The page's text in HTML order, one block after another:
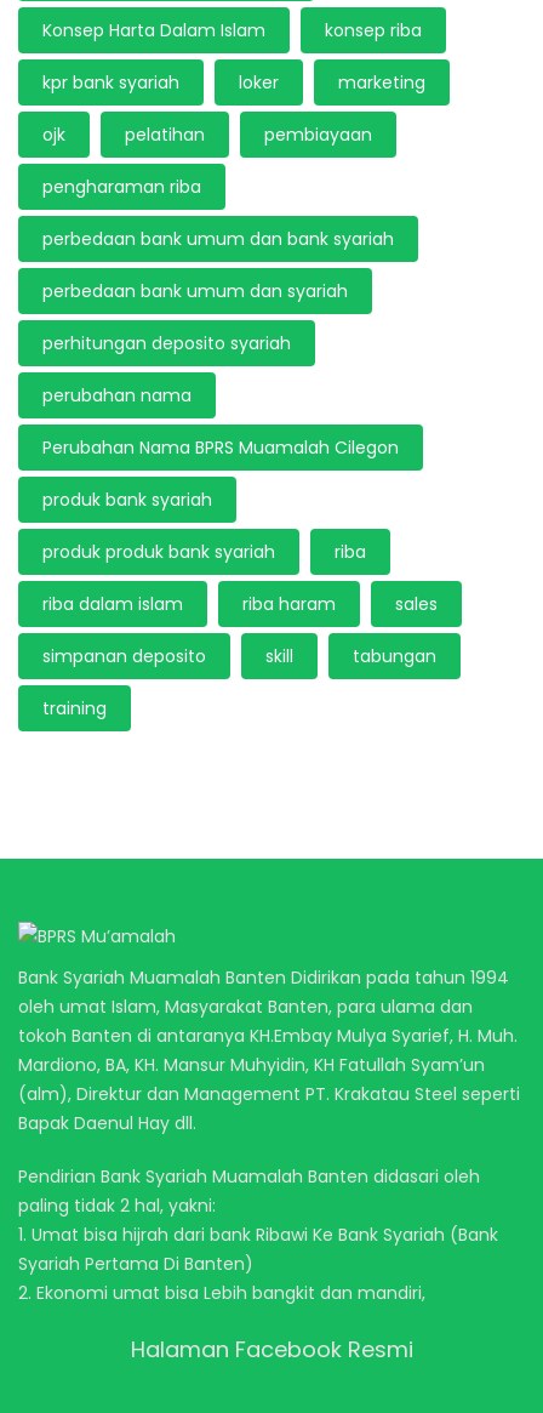
Konsep Harta Dalam Islam konsep riba
kpr bank syariah loker marketing
ojk pelatihan pembiayaan
pengharaman riba
perbedaan bank umum dan bank syariah
perbedaan bank umum dan syariah
perhitungan deposito syariah
perubahan nama
Perubahan Nama BPRS Muamalah Cilegon
produk bank syariah
produk produk bank syariah riba
riba dalam islam riba haram sales
simpanan deposito skill tabungan
training
Bank Syariah Muamalah Banten Didirikan pada tahun 1994
oleh umat Islam, Masyarakat Banten, para ulama dan
tokoh Banten di antaranya KH.Embay Mulya Syarief, H. Muh.
Mardiono, BA, KH. Mansur Muhyidin, KH Fatullah Syam’un
(alm), Direktur dan Management PT. Krakatau Steel seperti
Bapak Daenul Hay dll.
Pendirian Bank Syariah Muamalah Banten didasari oleh
paling tidak 2 hal, yakni:
1. Umat bisa hijrah dari bank Ribawi Ke Bank Syariah (Bank
Syariah Pertama Di Banten)
2. Ekonomi umat bisa Lebih bangkit dan mandiri,
Halaman Facebook Resmi